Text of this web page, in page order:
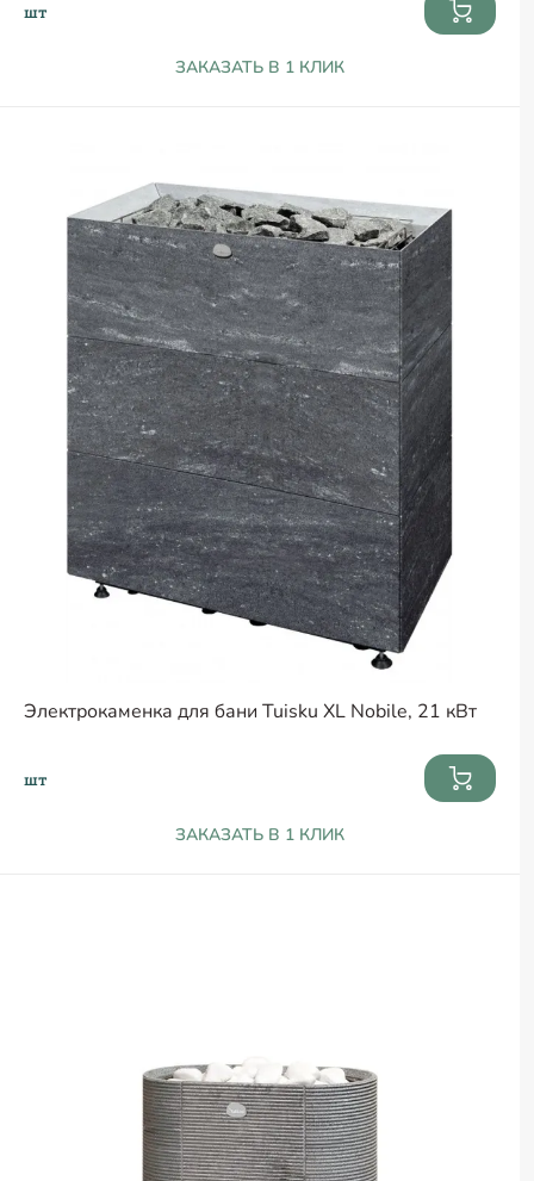
шт
ЗАКАЗАТЬ В 1 КЛИК
Электрокаменка для бани Tuisku XL Nobile, 21 кВт
шт
ЗАКАЗАТЬ В 1 КЛИК